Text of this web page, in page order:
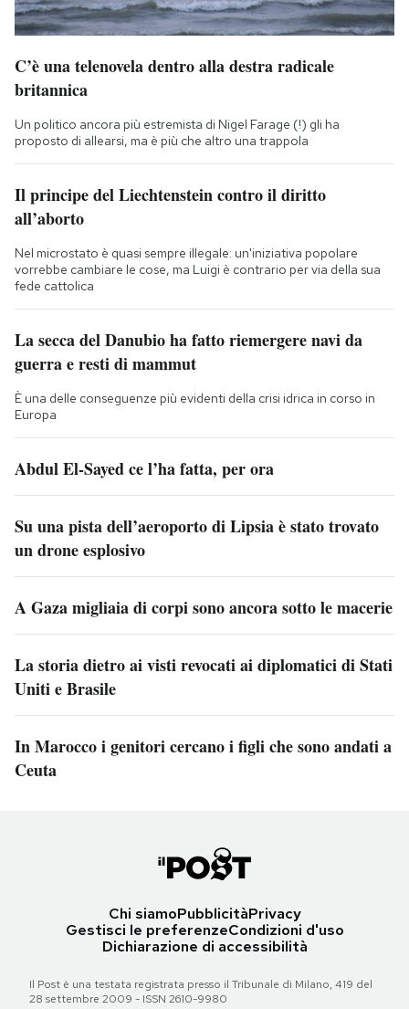
C’è una telenovela dentro alla destra radicale
britannica
Un politico ancora più estremista di Nigel Farage (!) gli ha
proposto di allearsi, ma è più che altro una trappola
Il principe del Liechtenstein contro il diritto
all’aborto
Nel microstato è quasi sempre illegale: un'iniziativa popolare
vorrebbe cambiare le cose, ma Luigi è contrario per via della sua
fede cattolica
La secca del Danubio ha fatto riemergere navi da
guerra e resti di mammut
È una delle conseguenze più evidenti della crisi idrica in corso in
Europa
Abdul El-Sayed ce l’ha fatta, per ora
Su una pista dell’aeroporto di Lipsia è stato trovato
un drone esplosivo
A Gaza migliaia di corpi sono ancora sotto le macerie
La storia dietro ai visti revocati ai diplomatici di Stati
Uniti e Brasile
In Marocco i genitori cercano i figli che sono andati a
Ceuta
Chi siamoPubblicitàPrivacy
Gestisci le preferenzeCondizioni d'uso
Dichiarazione di accessibilità
Il Post è una testata registrata presso il Tribunale di Milano, 419 del
28 settembre 2009 - ISSN 2610-9980